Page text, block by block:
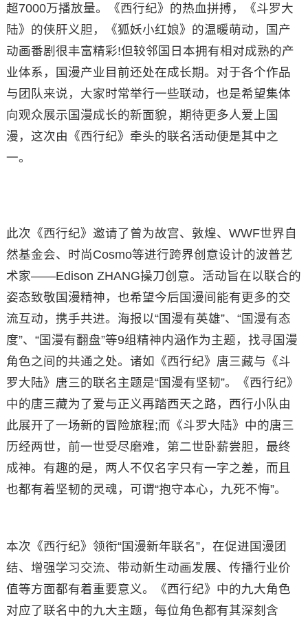
超7000万播放量。《西行纪》的热血拼搏，《斗罗大
陆》的侠肝义胆，《狐妖小红娘》的温暖萌动，国产
动画番剧很丰富精彩!但较邻国日本拥有相对成熟的产
业体系，国漫产业目前还处在成长期。对于各个作品
与团队来说，大家时常举行一些联动，也是希望集体
向观众展示国漫成长的新面貌，期待更多人爱上国
漫，这次由《西行纪》牵头的联名活动便是其中之
一。
此次《西行纪》邀请了曾为故宫、敦煌、WWF世界自
然基金会、时尚Cosmo等进行跨界创意设计的波普艺
术家——Edison ZHANG操刀创意。活动旨在以联合的
姿态致敬国漫精神，也希望今后国漫间能有更多的交
流互动，携手共进。海报以“国漫有英雄”、“国漫有态
度”、“国漫有翻盘”等9组精神内涵作为主题，找寻国漫
角色之间的共通之处。诸如《西行纪》唐三藏与《斗
罗大陆》唐三的联名主题是“国漫有坚韧”。《西行纪》
中的唐三藏为了爱与正义再踏西天之路，西行小队由
此展开了一场新的冒险旅程;而《斗罗大陆》中的唐三
历经两世，前一世受尽磨难，第二世卧薪尝胆，最终
成神。有趣的是，两人不仅名字只有一字之差，而且
也都有着坚韧的灵魂，可谓“抱守本心，九死不悔”。
本次《西行纪》领衔“国漫新年联名”，在促进国漫团
结、增强学习交流、带动新生动画发展、传播行业价
值等方面都有着重要意义。《西行纪》中的九大角色
对应了联名中的九大主题，每位角色都有其深刻含